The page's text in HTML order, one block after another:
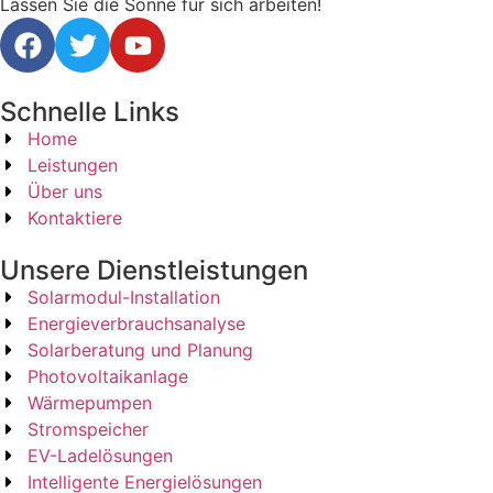
Lassen Sie die Sonne für sich arbeiten!
Schnelle Links
Home
Leistungen
Über uns
Kontaktiere
Unsere Dienstleistungen
Solarmodul-Installation
Energieverbrauchsanalyse
Solarberatung und Planung
Photovoltaikanlage
Wärmepumpen
Stromspeicher
EV-Ladelösungen
Intelligente Energielösungen